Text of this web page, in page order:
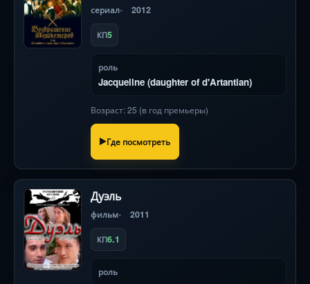
сериал 2012
КП5
роль
Jacqueline (daughter of d'Artantian)
Возраст: 25 (в год премьеры)
Где посмотреть
Дуэль
фильм 2011
КП6.1
роль